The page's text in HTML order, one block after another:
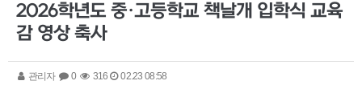
2026학년도 중·고등학교 책날개 입학식 교육
감 영상 축사
관리자 0 316 02.23 08:58